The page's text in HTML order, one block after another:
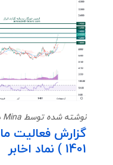
نوشته شده توسط Mina در 27 فروردین 1402
گزارش فعالیت
1401 ) نماد اخابر